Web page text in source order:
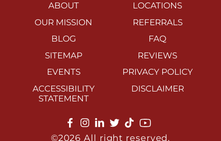
ABOUT
LOCATIONS
OUR MISSION
REFERRALS
BLOG
FAQ
SITEMAP
REVIEWS
EVENTS
PRIVACY POLICY
ACCESSIBILITY
STATEMENT
DISCLAIMER
©2026 All right reserved.